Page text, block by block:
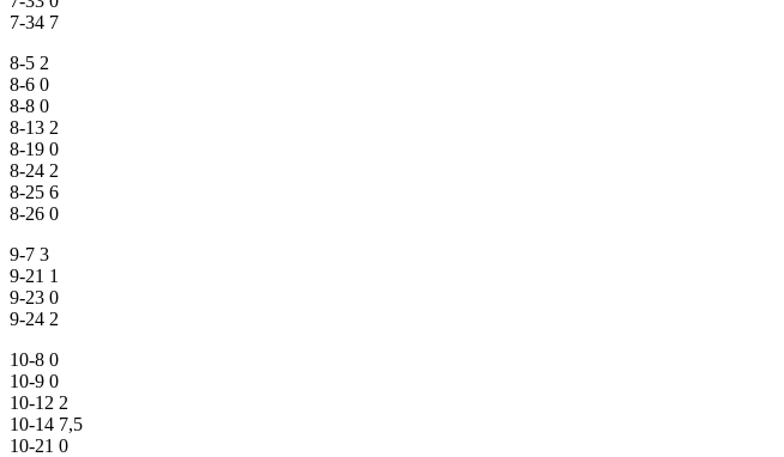
7-34 7
8-5 2
8-6 0
8-8 0
8-13 2
8-19 0
8-24 2
8-25 6
8-26 0
9-7 3
9-21 1
9-23 0
9-24 2
10-8 0
10-9 0
10-12 2
10-14 7,5
10-21 0